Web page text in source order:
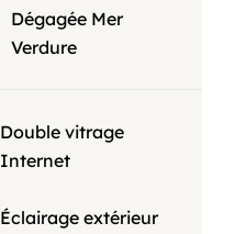
Dégagée Mer
Verdure
Double vitrage
Internet
Éclairage extérieur